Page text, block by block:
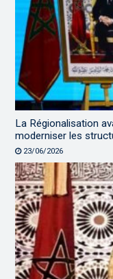
La Régionalisation
moderniser les
23/06/2026